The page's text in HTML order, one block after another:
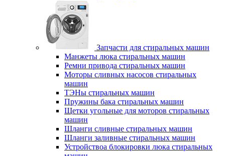
Запчасти для стиральных машин
Манжеты люка стиральных машин
Ремни привода стиральных машин
Моторы сливных насосов стиральных
машин
ТЭНы стиральных машин
Пружины бака стиральных машин
Щетки угольные для моторов стиральных
машин
Шланги сливные стиральных машин
Шланги заливные стиральных машин
Устройствоа блокировки люка стиральных